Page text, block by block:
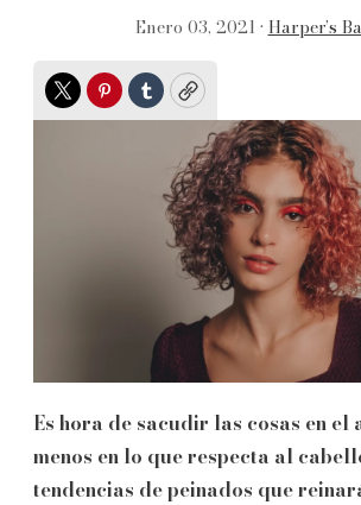
Enero 03, 2021 • Harper’s
TwitterPinterest
TumblrCopy
Es hora de sacudir las cosas en el
menos en lo que respecta al
tendencias de peinados que